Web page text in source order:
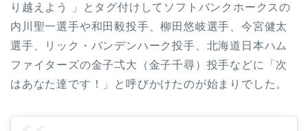
り越えよう 」とタグ付けしてソフトバンクホークスの
内川聖一選手や和田毅投手、柳田悠岐選手、今宮健太
選手、リック・バンデンハーク投手、北海道日本ハム
ファイターズの金子弌大（金子千尋）投手などに「次
はあなた達です！」と呼びかけたのが始まりでした。